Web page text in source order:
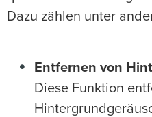
Dazu zählen unter
Entfernen von
Diese Funktion